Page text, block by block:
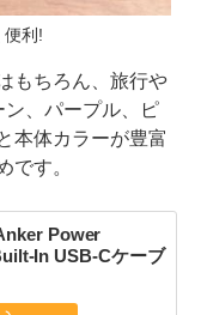
便利!
もちろん、旅行や
ン、パープル、ピ
本体カラーが豊富
です。
Power
In USB-Cケーブ